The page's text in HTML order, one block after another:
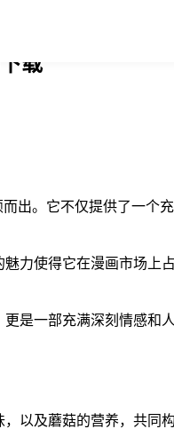
载
出。它不仅提供了一个
力使得它在漫画市场上
是一部充满深刻情感和
以及蘑菇的营养，共同